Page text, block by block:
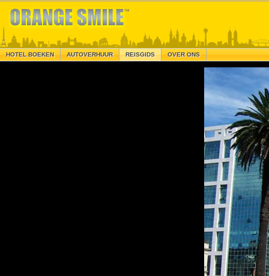
HOTEL BOEKEN AUTOVERHUUR REISGIDS OVER ONS